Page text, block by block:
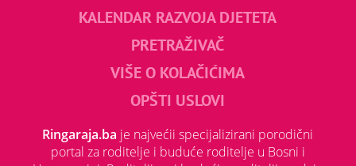
KALENDAR RAZVOJA DJETETA
PRETRAŽIVAČ
VIŠE O KOLAČIĆIMA
OPŠTI USLOVI
Ringaraja.ba je najvećii specijalizirani porodični
portal za roditelje i buduće roditelje u Bosni i